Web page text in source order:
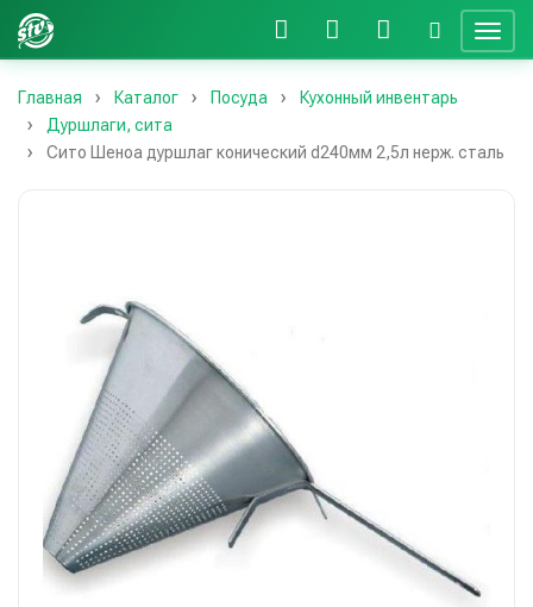
Главная Каталог Посуда
Кухонный инвентарь
Дуршлаги, сита
Сито Шеноа дуршлаг конический d240мм 2,5л нерж. сталь